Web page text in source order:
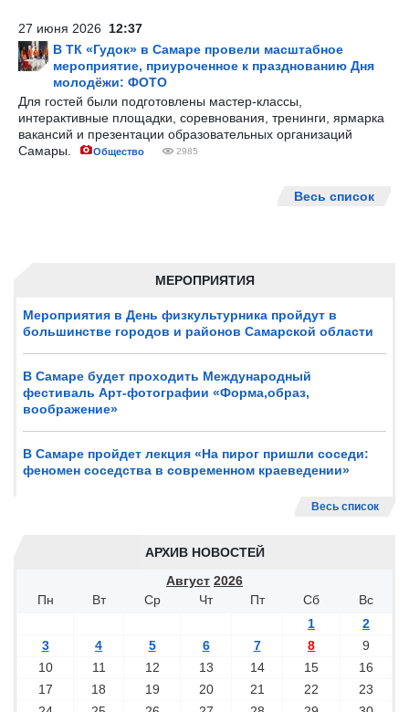
МЕРОПРИЯТИЯ
Мероприятия в День физкультурника пройдут в
большинстве городов и районов Самарской области
В Самаре будет проходить Международный
фестиваль Арт-фотографии «Форма,образ,
воображение»
В Самаре пройдет лекция «На пирог пришли соседи:
феномен соседства в современном краеведении»
Весь список
АРХИВ НОВОСТЕЙ
Август 2026
Пн
Вт Ср Чт Пт Сб
Вс
1
2
3
4 5 6 7 8
9
10
11 12 13 14 15
16
17
18 19 20 21 22
23
27 июня 2026 12:37
В ТК «Гудок» в Самаре провели масштабное
мероприятие, приуроченное к празднованию Дня
молодёжи: ФОТО
Для гостей были подготовлены мастер-классы,
интерактивные площадки, соревнования, тренинги, ярмарка
вакансий и презентации образовательных организаций
Самары.
Общество 2985
Весь список